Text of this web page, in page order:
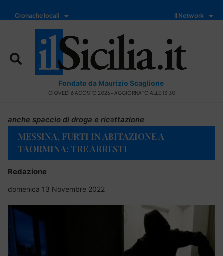
Cronache locali Il Network
Fondato da Maurizio Scaglione
GIOVEDÌ 6 AGOSTO 2026 - AGGIORNATO ALLE 13:30
anche spaccio di droga e ricettazione
MESSINA, FURTI IN ABITAZIONE A
TAORMINA: TRE ARRESTI
Redazione
domenica 13 Novembre 2022